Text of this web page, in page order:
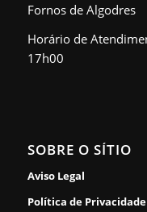
Fornos de Algodres
Horário de
17h00
SOBRE O SÍTIO
Aviso Legal
Política de Privacidade